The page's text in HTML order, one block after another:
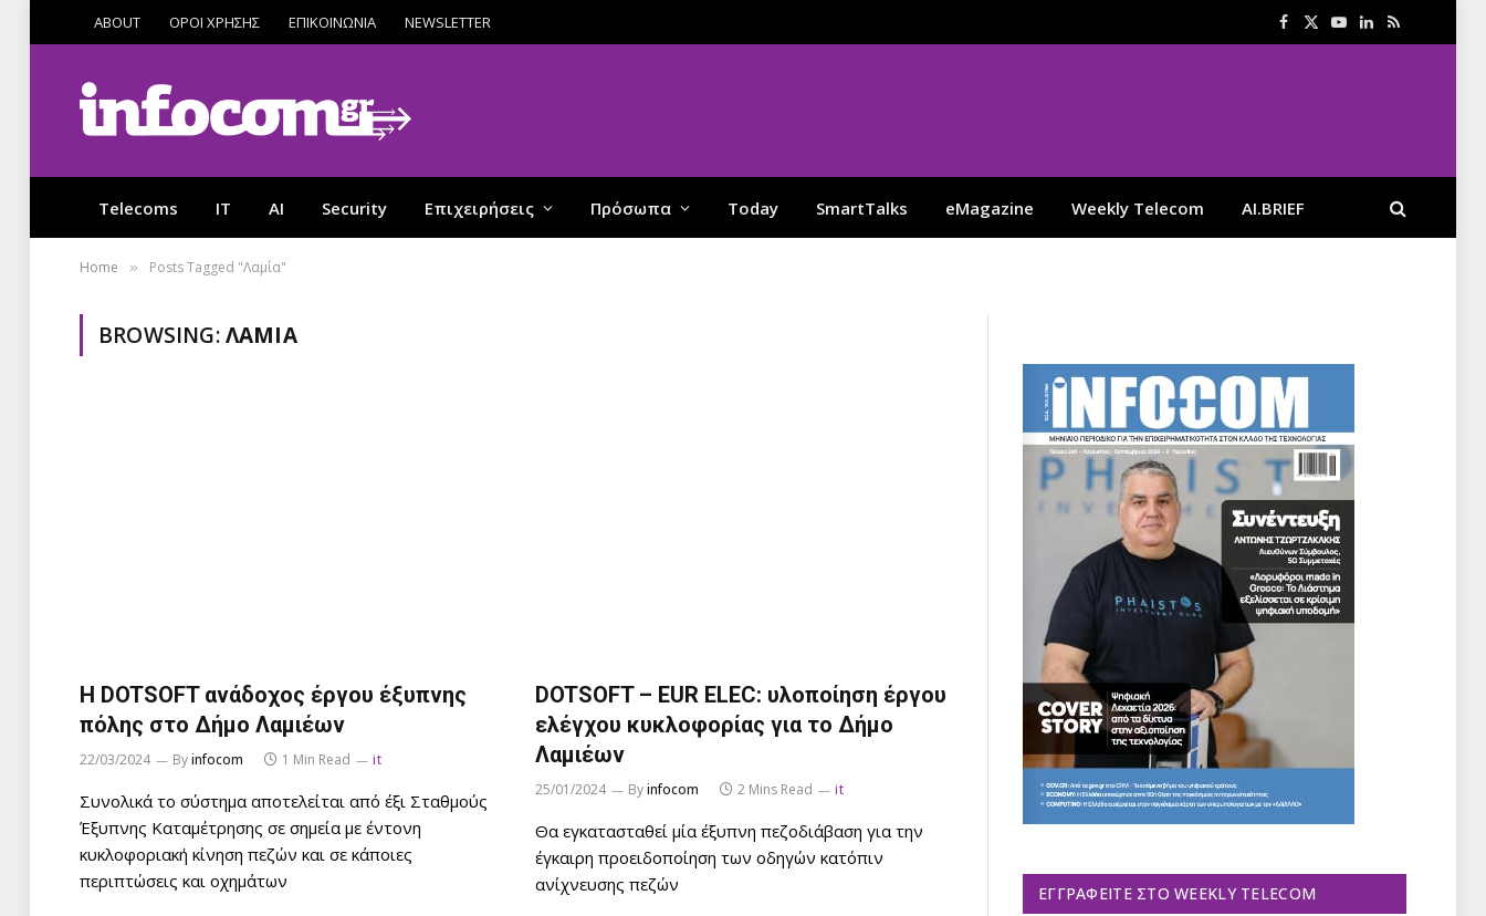
ABOUT ΟΡΟΙ ΧΡΗΣΗΣ ΕΠΙΚΟΙΝΩΝΙΑ NEWSLETTER Facebook
X
YouTube
LinkedIn
RSS
Telecoms IT AI Security Επιχειρήσεις Πρόσωπα Today SmartTalks eMagazine Weekly Telecom AI.BRIEF
Home » Posts Tagged "Λαμία"
BROWSING:ΛΑΜΊΑ
Η DOTSOFT ανάδοχος έργου έξυπνης
πόλης στο Δήμο Λαμιέων
22/03/2024 Byinfocom 1 Min Read it
Συνολικά το σύστημα αποτελείται από έξι Σταθμούς
Έξυπνης Καταμέτρησης σε σημεία με έντονη
κυκλοφοριακή κίνηση πεζών και σε κάποιες
περιπτώσεις και οχημάτων
DOTSOFT – EUR ELEC: υλοποίηση έργου
ελέγχου κυκλοφορίας για το Δήμο
Λαμιέων
25/01/2024 Byinfocom 2 Mins Read it
Θα εγκατασταθεί μία έξυπνη πεζοδιάβαση για την
έγκαιρη προειδοποίηση των οδηγών κατόπιν
ανίχνευσης πεζών
ΕΓΓΡΑΦΕΊΤΕ ΣΤΟ WEEKLY TELECOM